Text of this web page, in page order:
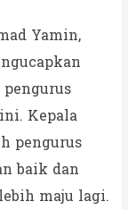
Yamin,
Kepala
pengurus
baik dan
maju lagi.